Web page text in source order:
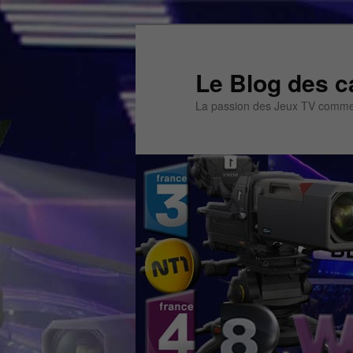
Aller
Le Blog des
La passion des Jeux TV